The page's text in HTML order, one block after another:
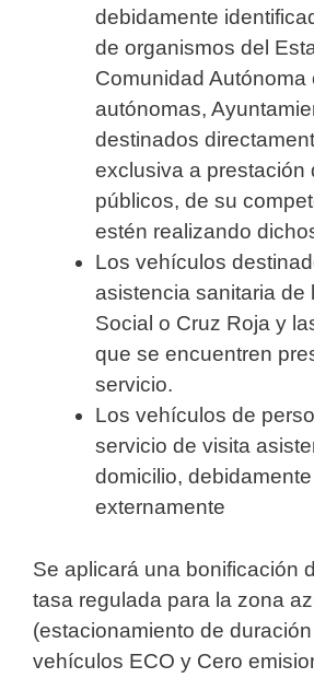
debidamente
de organismos del
Comunidad Autónoma
autónomas,
destinados
exclusiva a prestación
públicos, de su
estén realizando
Los vehículos
asistencia sanitaria de
Social o Cruz Roja y
que se encuentren
servicio.
Los vehículos de
servicio de visita
domicilio,
externamente
Se aplicará una bonificación
tasa regulada para la zona
(estacionamiento de
vehículos ECO y Cero